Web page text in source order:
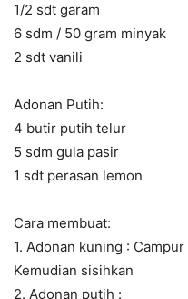
1/2 sdt garam
6 sdm / 50 gram minyak
2 sdt vanili
Adonan Putih:
4 butir putih telur
5 sdm gula pasir
1 sdt perasan lemon
Cara membuat:
1. Adonan kuning :
Kemudian sisihkan
2. Adonan putih :